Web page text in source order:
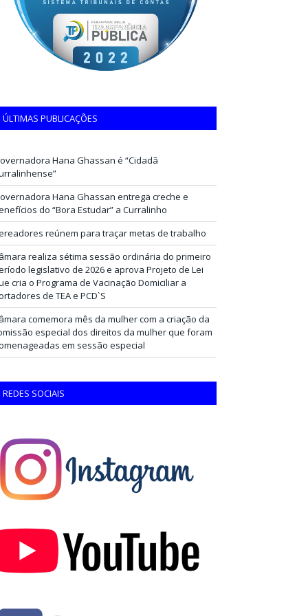
ÚLTIMAS PUBLICAÇÕES
Hana Ghassan é “Cidadã
Hana Ghassan entrega creche e
do “Bora Estudar” a Curralinho
reúnem para traçar metas de trabalho
realiza sétima sessão ordinária do primeiro
legislativo de 2026 e aprova Projeto de Lei
cria o Programa de Vacinação Domiciliar a
de TEA e PCD`S
comemora mês da mulher com a criação da
especial dos direitos da mulher que foram
em sessão especial
REDES SOCIAIS